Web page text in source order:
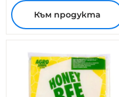
Към продукта